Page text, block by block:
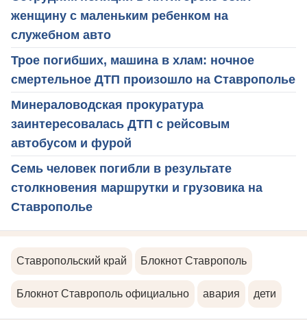
женщину с маленьким ребенком на
служебном авто
Трое погибших, машина в хлам: ночное
смертельное ДТП произошло на Ставрополье
Минераловодская прокуратура
заинтересовалась ДТП с рейсовым
автобусом и фурой
Семь человек погибли в результате
столкновения маршрутки и грузовика на
Ставрополье
Ставропольский край Блокнот Ставрополь
Блокнот Ставрополь официально авария дети